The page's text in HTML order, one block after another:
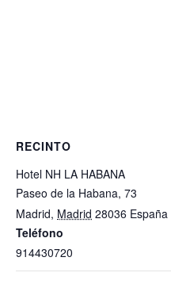
RECINTO
Hotel NH LA HABANA
Paseo de la Habana, 73
Madrid, Madrid 28036 España
Teléfono
914430720